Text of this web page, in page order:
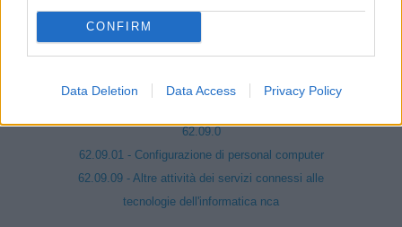
CONFIRM
Data Deletion Data Access Privacy Policy
62.02 - Consulenza nel settore delle tecnologie
dell'informatica
informatiche hardware - housing (esclusa la riparazione)
62.09.0
62.09.01 - Configurazione di personal computer
62.09.09 - Altre attività dei servizi connessi alle
tecnologie dell'informatica nca